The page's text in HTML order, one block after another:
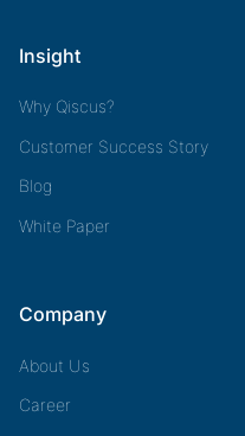
Insight
Why Qiscus?
Customer Success Story
Blog
White Paper
Company
About Us
Career